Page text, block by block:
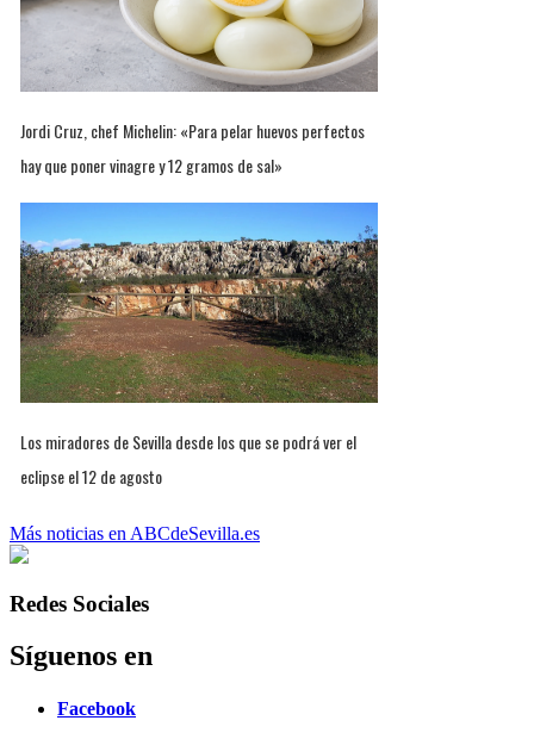
Jordi Cruz, chef Michelin: «Para pelar huevos perfectos
hay que poner vinagre y 12 gramos de sal»
Los miradores de Sevilla desde los que se podrá ver el
eclipse el 12 de agosto
Más noticias en ABCdeSevilla.es
Redes Sociales
Síguenos en
Facebook